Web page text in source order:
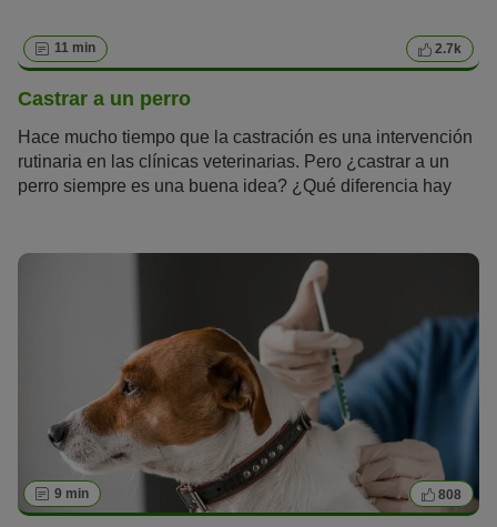
11 min 2.7k
Castrar a un perro
Hace mucho tiempo que la castración es una intervención
rutinaria en las clínicas veterinarias. Pero ¿castrar a un
perro siempre es una buena idea? ¿Qué diferencia hay
los pros y contras de castrar a un perro.
9 min 808